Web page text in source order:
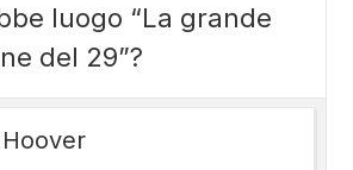
luogo “La grande
del 29”?